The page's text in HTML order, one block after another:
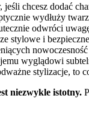
chcesz dodać
wydłuży
odwróci
stylowe i
wyglądowi
stylizacje, to
niezwykle istotny.